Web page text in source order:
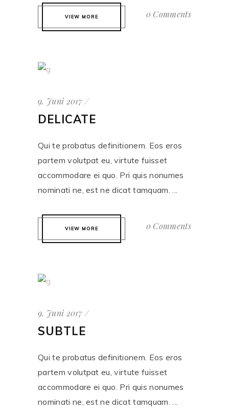
VIEW MORE 0 Comments
9. Juni 2017
DELICATE
Qui te probatus definitionem. Eos eros
partem volutpat eu, virtute fuisset
accommodare ei quo. Pri quis nonumes
nominati ne, est ne dicat tamquam. ...
VIEW MORE 0 Comments
9. Juni 2017
SUBTLE
Qui te probatus definitionem. Eos eros
partem volutpat eu, virtute fuisset
accommodare ei quo. Pri quis nonumes
nominati ne, est ne dicat tamquam. ...